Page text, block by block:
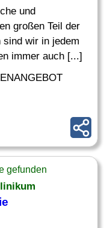
und
großen Teil der
sind wir in jedem
immer auch [...]
gefunden